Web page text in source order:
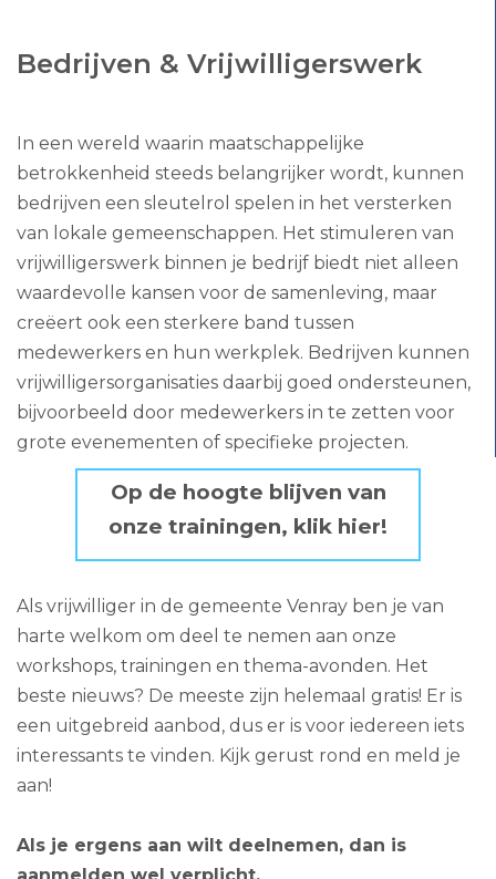
Bedrijven & Vrijwilligerswerk
In een wereld waarin maatschappelijke
betrokkenheid steeds belangrijker wordt, kunnen
bedrijven een sleutelrol spelen in het versterken
van lokale gemeenschappen. Het stimuleren van
vrijwilligerswerk binnen je bedrijf biedt niet alleen
waardevolle kansen voor de samenleving, maar
creëert ook een sterkere band tussen
medewerkers en hun werkplek. Bedrijven kunnen
vrijwilligersorganisaties daarbij goed ondersteunen,
bijvoorbeeld door medewerkers in te zetten voor
grote evenementen of specifieke projecten.
Op de hoogte blijven van
onze trainingen, klik hier!
Als vrijwilliger in de gemeente Venray ben je van
harte welkom om deel te nemen aan onze
workshops, trainingen en thema-avonden. Het
beste nieuws? De meeste zijn helemaal gratis! Er is
een uitgebreid aanbod, dus er is voor iedereen iets
interessants te vinden. Kijk gerust rond en meld je
aan!
Als je ergens aan wilt deelnemen, dan is
aanmelden wel verplicht.